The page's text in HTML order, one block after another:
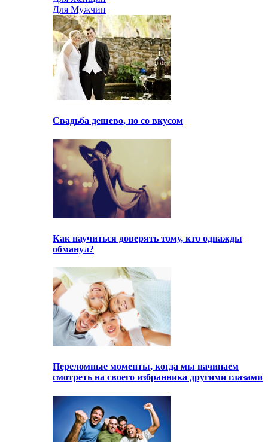
Для Мужчин
Свадьба дешево, но со вкусом
Как научиться доверять тому, кто однажды
обманул?
Переломные моменты, когда мы начинаем
смотреть на своего избранника другими глазами